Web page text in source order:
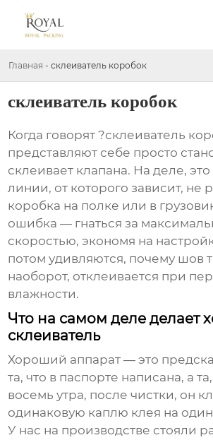
Главная - склеиватель коробок
склеиватель коробок
Когда говорят ?склеиватель
представляют себе просто
склеивает клапана. На деле,
линии, от которого зависит, не
коробка на полке или в
ошибка — гнаться за
скоростью, экономя на
потом удивляются, почему шов
наоборот, отклеивается при
влажности.
Что на самом деле делает
склеиватель
Хороший аппарат — это
та, что в паспорте написана, а
восемь утра, после чистки, он
одинаковую каплю клея на
У нас на производстве стояли